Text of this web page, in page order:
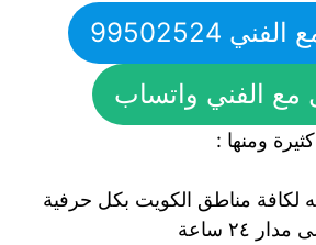
99502524
مع الفني واتساب
ومنها :
لكافة مناطق الكويت بكل حرفية
٢٤ ساعة